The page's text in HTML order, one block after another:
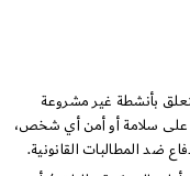
بأنشطة غير مشروعة
على سلامة أو أمن أي شخص،